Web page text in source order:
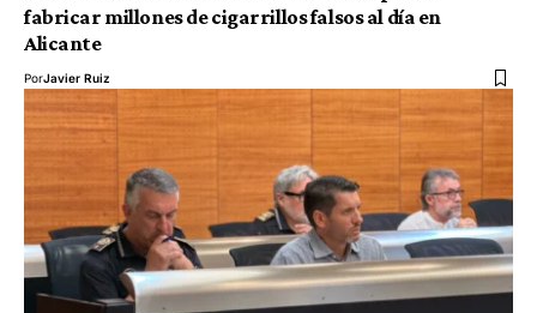
fabricar millones de cigarrillos falsos al día en
Alicante
PorJavier Ruiz